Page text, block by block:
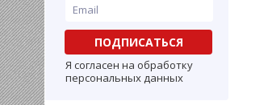
ПОДПИСАТЬСЯ
Я согласен на обработку
персональных данных